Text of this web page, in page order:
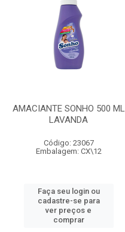
AMACIANTE SONHO 500 ML
LAVANDA
Código: 23067
Embalagem: CX\12
Faça seu login ou
cadastre-se para
ver preços e
comprar